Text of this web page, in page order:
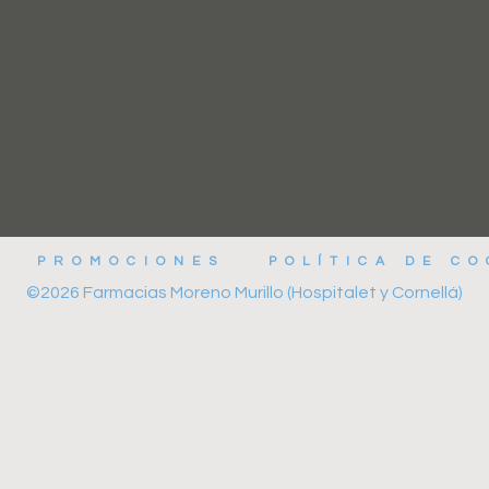
PROMOCIONES POLÍTICA DE
©2026 Farmacias Moreno Murillo (Hospitalet y Cornellá)